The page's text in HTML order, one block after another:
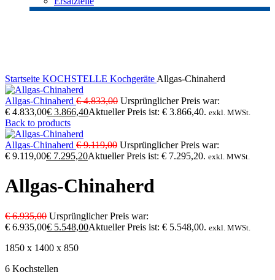
Startseite KOCHSTELLE Kochgeräte Allgas-Chinaherd
Allgas-Chinaherd €4.833,00 Ursprünglicher Preis war:
€ 4.833,00€ 3.866,40Aktueller Preis ist: € 3.866,40. exkl. MWSt.
Back to products
Allgas-Chinaherd €9.119,00 Ursprünglicher Preis war:
€ 9.119,00€ 7.295,20Aktueller Preis ist: € 7.295,20. exkl. MWSt.
Allgas-Chinaherd
€6.935,00 Ursprünglicher Preis war:
€ 6.935,00€ 5.548,00Aktueller Preis ist: € 5.548,00. exkl. MWSt.
1850 x 1400 x 850
6 Kochstellen